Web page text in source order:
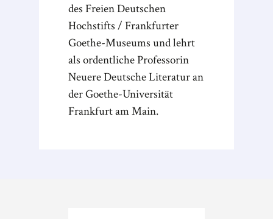
des Freien Deutschen
Hochstifts / Frankfurter
Goethe-Museums und lehrt
als ordentliche Professorin
Neuere Deutsche Literatur an
der Goethe-Universität
Frankfurt am Main.